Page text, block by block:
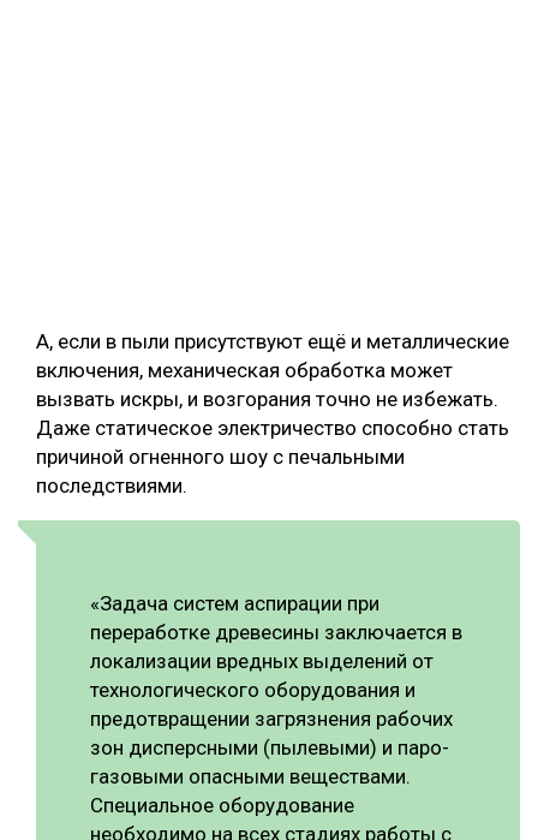
А, если в пыли присутствуют ещё и металлические
включения, механическая обработка может
вызвать искры, и возгорания точно не избежать.
Даже статическое электричество способно стать
причиной огненного шоу с печальными
последствиями.
«Задача систем аспирации при
переработке древесины заключается в
локализации вредных выделений от
технологического оборудования и
предотвращении загрязнения рабочих
зон дисперсными (пылевыми) и паро-
газовыми опасными веществами.
Специальное оборудование
необходимо на всех стадиях работы с